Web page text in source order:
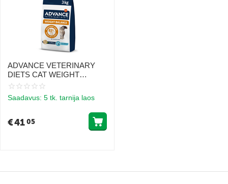
ADVANCE VETERINARY
DIETS CAT WEIGHT
BALANCE 3 KG -
KASSIDELE
Saadavus: 5 tk. tarnija laos
€4105